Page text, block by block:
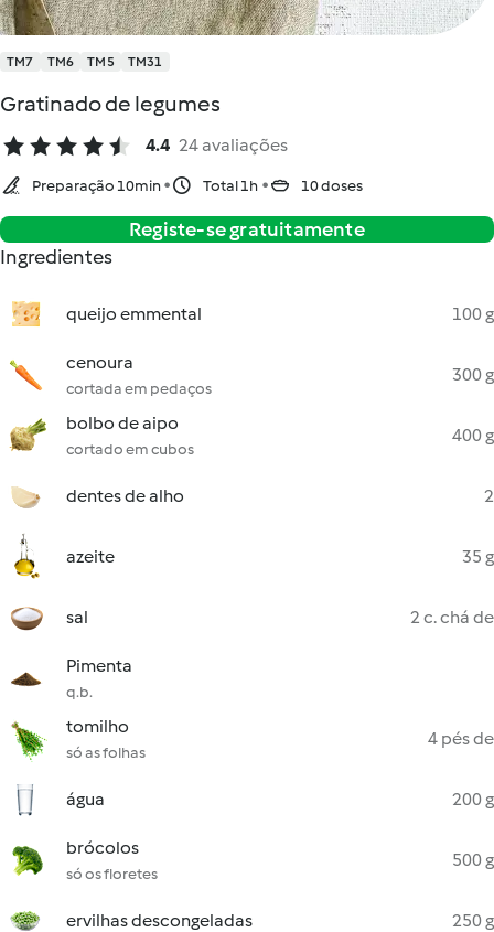
TM7 TM6 TM5 TM31
Gratinado de legumes
4.4 24 avaliações
Preparação 10min Total 1h 10 doses
Registe-se gratuitamente
Ingredientes
queijo emmental 100 g
cenoura
cortada em pedaços
300 g
bolbo de aipo
cortado em cubos
400 g
dentes de alho 2
azeite 35 g
sal 2 c. chá de
Pimenta
q.b.
tomilho
só as folhas
4 pés de
água 200 g
brócolos
só os floretes
500 g
ervilhas descongeladas 250 g